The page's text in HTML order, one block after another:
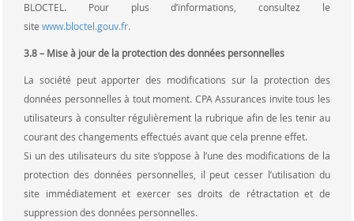
BLOCTEL. Pour plus d’informations, consultez le
sitewww.bloctel.gouv.fr.
3.8 – Mise à jour de la protection des données personnelles
La société peut apporter des modifications sur la protection des
données personnelles à tout moment. CPA Assurances invite tous les
utilisateurs à consulter régulièrement la rubrique afin de les tenir au
courant des changements effectués avant que cela prenne effet.
Si un des utilisateurs du site s’oppose à l’une des modifications de la
protection des données personnelles, il peut cesser l’utilisation du
site immédiatement et exercer ses droits de rétractation et de
suppression des données personnelles.